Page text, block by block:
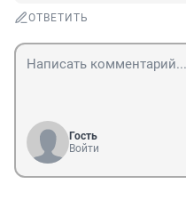
ОТВЕТИТЬ
Гость
Войти